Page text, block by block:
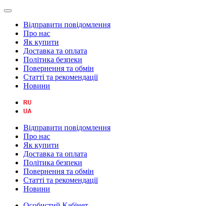
Відправити повідомлення
Про нас
Як купити
Доставка та оплата
Політика безпеки
Повернення та обмін
Статті та рекомендації
Новини
Відправити повідомлення
Про нас
Як купити
Доставка та оплата
Політика безпеки
Повернення та обмін
Статті та рекомендації
Новини